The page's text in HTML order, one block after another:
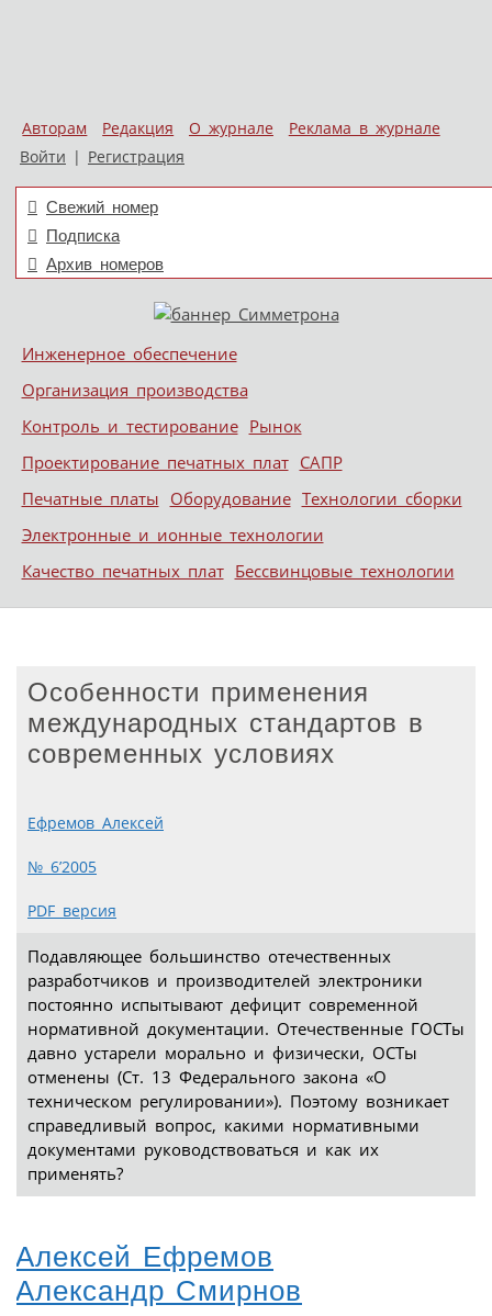
Авторам Редакция О журнале
Реклама в журнале
Войти | Регистрация
Свежий номер
Подписка
Архив номеров
Меню
Skip to content
Инженерное обеспечение
Организация производства
Контроль и тестирование Рынок
Проектирование печатных плат САПР
Печатные платы Оборудование Технологии сборки
Электронные и ионные технологии
Качество печатных плат Бессвинцовые технологии
Особенности применения
международных стандартов в
современных условиях
Ефремов Алексей
№ 6’2005
PDF версия
Подавляющее большинство отечественных
разработчиков и производителей электроники
постоянно испытывают дефицит современной
нормативной документации. Отечественные ГОСТы
давно устарели морально и физически, ОСТы
отменены (Ст. 13 Федерального закона «О
техническом регулировании»). Поэтому возникает
справедливый вопрос, какими нормативными
документами руководствоваться и как их
применять?
Алексей Ефремов
Александр Смирнов